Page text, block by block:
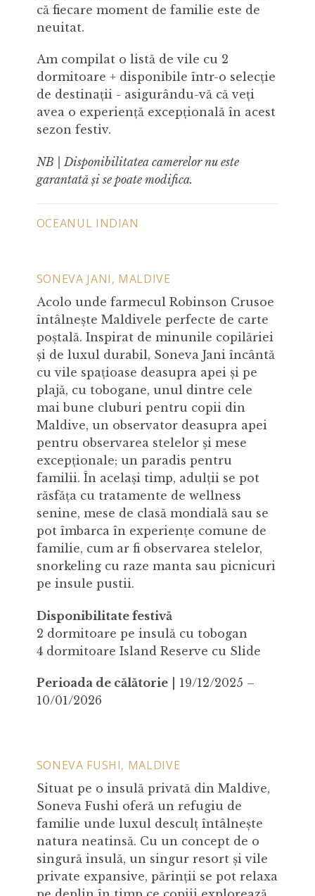
că fiecare moment de familie este de
neuitat.
Am compilat o listă de vile cu 2
dormitoare + disponibile într-o selecție
de destinații - asigurându-vă că veți
avea o experiență excepțională în acest
sezon festiv.
NB | Disponibilitatea camerelor nu este
garantată și se poate modifica.
OCEANUL INDIAN
SONEVA JANI, MALDIVE
Acolo unde farmecul Robinson Crusoe
întâlnește Maldivele perfecte de carte
poștală. Inspirat de minunile copilăriei
și de luxul durabil, Soneva Jani încântă
cu vile spațioase deasupra apei și pe
plajă, cu tobogane, unul dintre cele
mai bune cluburi pentru copii din
Maldive, un observator deasupra apei
pentru observarea stelelor și mese
excepționale; un paradis pentru
familii. În același timp, adulții se pot
răsfăța cu tratamente de wellness
senine, mese de clasă mondială sau se
pot îmbarca în experiențe comune de
familie, cum ar fi observarea stelelor,
snorkeling cu raze manta sau picnicuri
pe insule pustii.
Disponibilitate festivă
2 dormitoare pe insulă cu tobogan
4 dormitoare Island Reserve cu Slide
Perioada de călătorie| 19/12/2025 –
10/01/2026
SONEVA FUSHI, MALDIVE
Situat pe o insulă privată din Maldive,
Soneva Fushi oferă un refugiu de
familie unde luxul desculț întâlnește
natura neatinsă. Cu un concept de o
singură insulă, un singur resort și vile
private expansive, părinții se pot relaxa